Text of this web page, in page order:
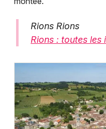
Rions Rions
Rions : toutes